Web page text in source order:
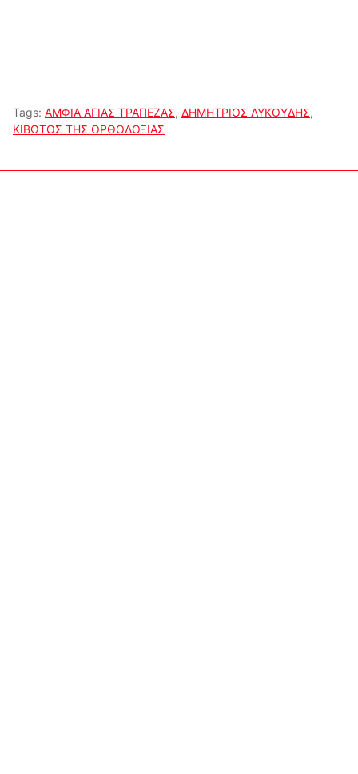
Tags: ΑΜΦΙΑ ΑΓΙΑΣ ΤΡΑΠΕΖΑΣ, ΔΗΜΗΤΡΙΟΣ ΛΥΚΟΥΔΗΣ,
ΚΙΒΩΤΟΣ ΤΗΣ ΟΡΘΟΔΟΞΙΑΣ